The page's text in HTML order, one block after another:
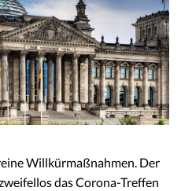
Willkürmaßnahmen. Der
das Corona-Treffen